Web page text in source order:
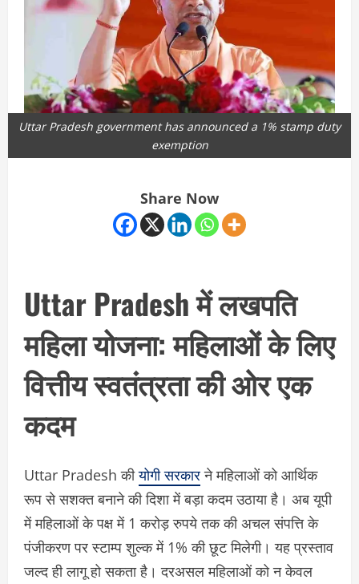
Uttar Pradesh government has announced a 1% stamp duty
exemption
Share Now
Uttar Pradesh में लखपति
महिला योजना: महिलाओं के लिए
वित्तीय स्वतंत्रता की ओर एक
कदम
Uttar Pradesh कीयोगी सरकारने महिलाओं को आर्थिक
रूप से सशक्त बनाने की दिशा में बड़ा कदम उठाया है। अब यूपी
में महिलाओं के पक्ष में 1 करोड़ रुपये तक की अचल संपत्ति के
पंजीकरण पर स्टाम्प शुल्क में 1% की छूट मिलेगी। यह प्रस्ताव
जल्द ही लागू हो सकता है। दरअसल महिलाओं को न केवल